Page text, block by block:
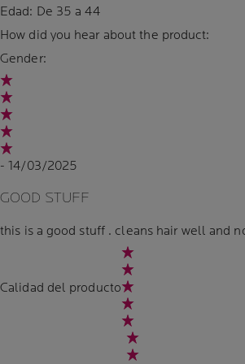
Edad: De 35 a 44
How did you hear about the product:
Gender:
- 14/03/2025
GOOD STUFF
this is a good stuff . cleans hair well and
Calidad del producto